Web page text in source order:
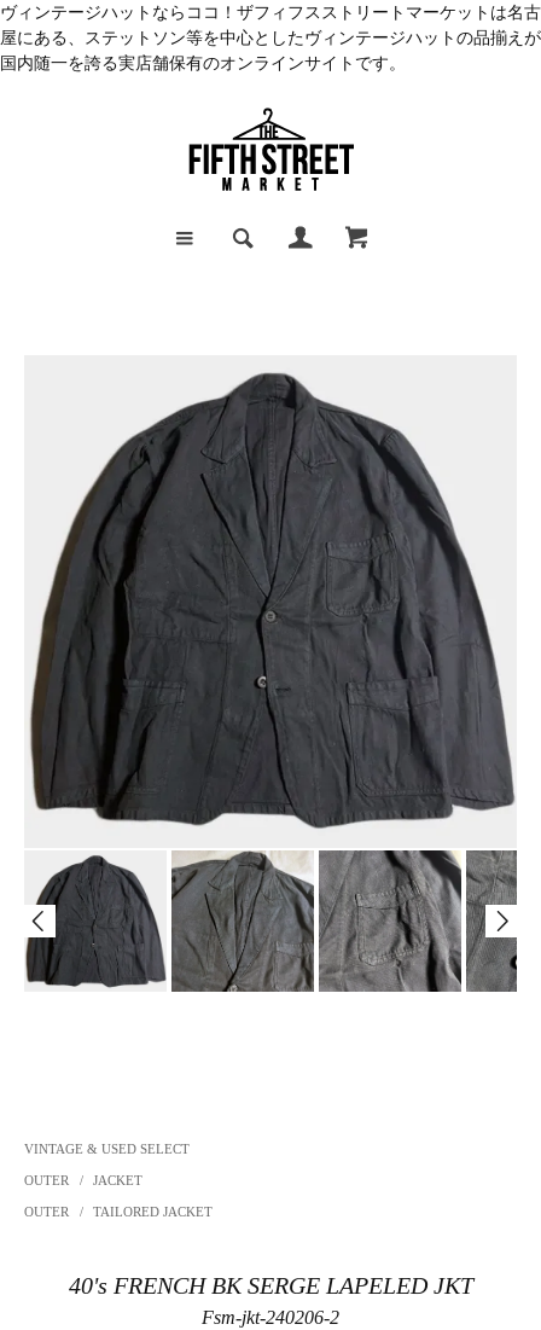
ヴィンテージハットならココ！ザフィフスストリートマーケットは名古
屋にある、ステットソン等を中心としたヴィンテージハットの品揃えが
国内随一を誇る実店舗保有のオンラインサイトです。
VINTAGE & USED SELECT
OUTER / JACKET
OUTER / TAILORED JACKET
40's FRENCH BK SERGE LAPELED JKT
Fsm-jkt-240206-2